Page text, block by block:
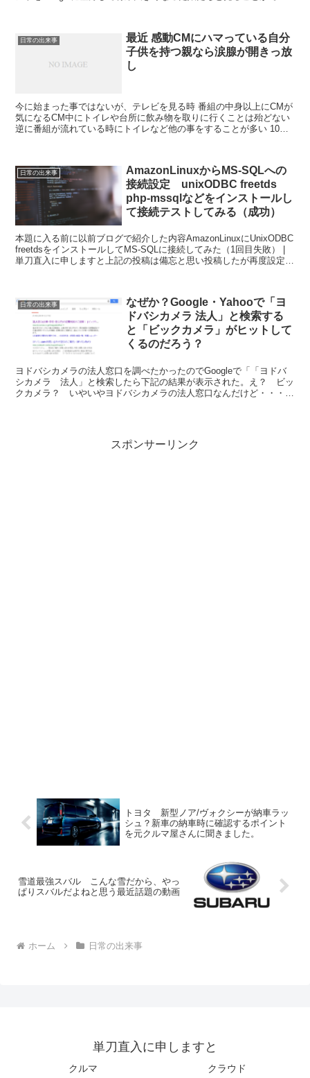
日常の出来事
最近 感動CMにハマっている自分
子供を持つ親なら涙腺が開きっ放
し
今に始まった事ではないが、テレビを見る時 番組の中身以上にCMが
気になるCM中にトイレや台所に飲み物を取りに行くことは殆どない
逆に番組が流れている時にトイレなど他の事をすることが多い 10代
日常の出来事
AmazonLinuxからMS-SQLへの
接続設定 unixODBC freetds
php-mssqlなどをインストールし
て接続テストしてみる（成功）
本題に入る前に以前ブログで紹介した内容AmazonLinuxにUnixODBC
freetdsをインストールしてMS-SQLに接続してみた（1回目失敗） |
単刀直入に申しますと上記の投稿は備忘と思い投稿したが再度設定す
日常の出来事
なぜか？Google・Yahooで「ヨ
ドバシカメラ 法人」と検索する
と「ビックカメラ」がヒットして
くるのだろう？
ヨドバシカメラの法人窓口を調べたかったのでGoogleで「「ヨドバ
シカメラ 法人」と検索したら下記の結果が表示された。え？ ビッ
クカメラ？ いやいやヨドバシカメラの法人窓口なんだけど・・・
スポンサーリンク
トヨタ 新型ノア/ヴォクシーが納車ラッ
シュ？新車の納車時に確認するポイント
を元クルマ屋さんに聞きました。
雪道最強スバル こんな雪だから、やっ
ぱりスバルだよねと思う最近話題の動画
ホーム 日常の出来事
単刀直入に申しますと
クルマ クラウド